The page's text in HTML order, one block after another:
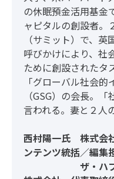
の休眠預金活用基金
ャピタルの創設者。
（サミット）で、
呼びかけにより、社
ために創設されたタ
「グローバル社会的
（GSG）の会長。
言われる。妻と２人
西村陽一氏 株式会
ンテンツ統括／編集
ザ・ハフィン